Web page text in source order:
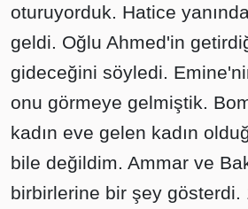
oturuyorduk. Hatice
geldi. Oğlu Ahmed'in
gideceğini söyledi.
onu görmeye gelmiştik.
kadın eve gelen kadın
bile değildim. Ammar ve
birbirlerine bir şey gösterdi.